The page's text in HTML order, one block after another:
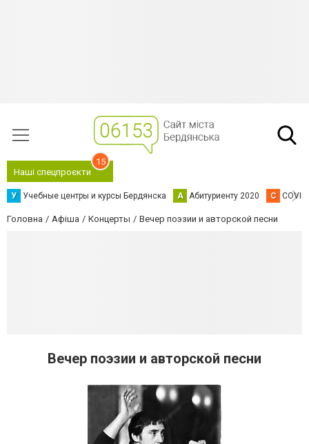
Наші спецпроєкти
15
У Учебные центры и курсы Бердянска А Абитуриенту 2020 C
Головна Афіша Концерты Вечер поэзии и авторской песни
Вечер поэзии и авторской песни